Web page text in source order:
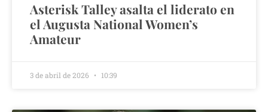
Asterisk Talley asalta el liderato en
el Augusta National Women’s
Amateur
3 de abril de 2026 10:39